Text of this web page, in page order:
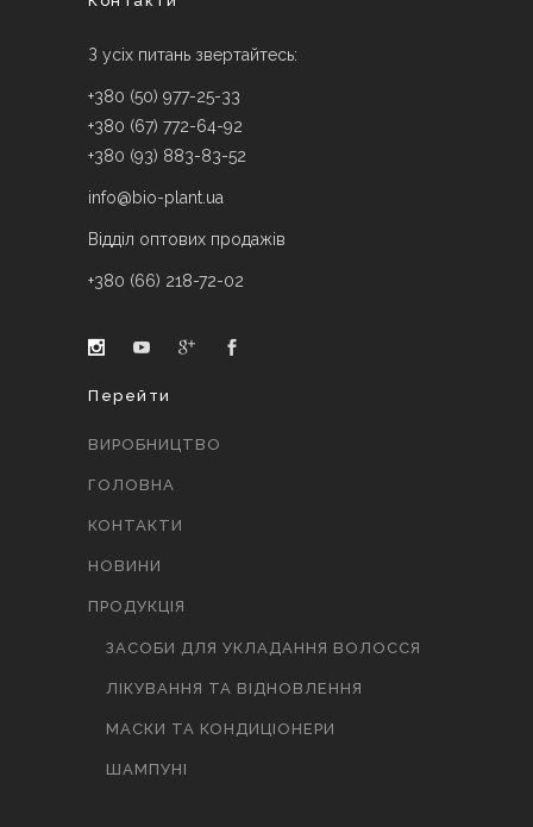
З усіх питань звертайтесь:
+380 (50) 977-25-33
+380 (67) 772-64-92
+380 (93) 883-83-52
info@bio-plant.ua
Відділ оптових продажів
+380 (66) 218-72-02
Перейти
ВИРОБНИЦТВО
ГОЛОВНА
КОНТАКТИ
НОВИНИ
ПРОДУКЦІЯ
ЗАСОБИ ДЛЯ УКЛАДАННЯ ВОЛОССЯ
ЛІКУВАННЯ ТА ВІДНОВЛЕННЯ
МАСКИ ТА КОНДИЦІОНЕРИ
ШАМПУНІ